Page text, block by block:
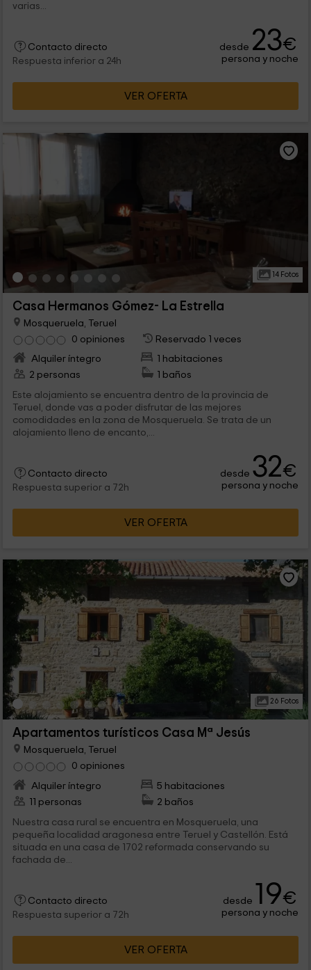
varias...
Contacto directo
Respuesta inferior a 24h
desde 23€
persona y noche
VER OFERTA
14 Fotos
Casa Hermanos Gómez- La Estrella
Mosqueruela, Teruel
0 opiniones
Reservado 1 veces
Alquiler íntegro
1 habitaciones
2 personas
1 baños
Este alojamiento se encuentra dentro de la provincia de
Teruel, donde vas a poder disfrutar de las mejores
comodidades en la zona de Mosqueruela. Se trata de un
alojamiento lleno de encanto,...
Contacto directo
Respuesta superior a 72h
desde 32€
persona y noche
VER OFERTA
26 Fotos
Apartamentos turísticos Casa Mª Jesús
Mosqueruela, Teruel
0 opiniones
Alquiler íntegro
5 habitaciones
11 personas
2 baños
Nuestra casa rural se encuentra en Mosqueruela, una
pequeña localidad aragonesa entre Teruel y Castellón. Está
situada en una casa de 1702 reformada conservando su
fachada de...
Contacto directo
Respuesta superior a 72h
desde 19€
persona y noche
VER OFERTA